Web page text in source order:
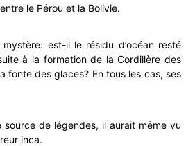
le Pérou et la Bolivie.
est-il le résidu d’océan resté
à la formation de la Cordillère des
fonte des glaces? En tous les cas, ses
de légendes, il aurait même vu
inca.